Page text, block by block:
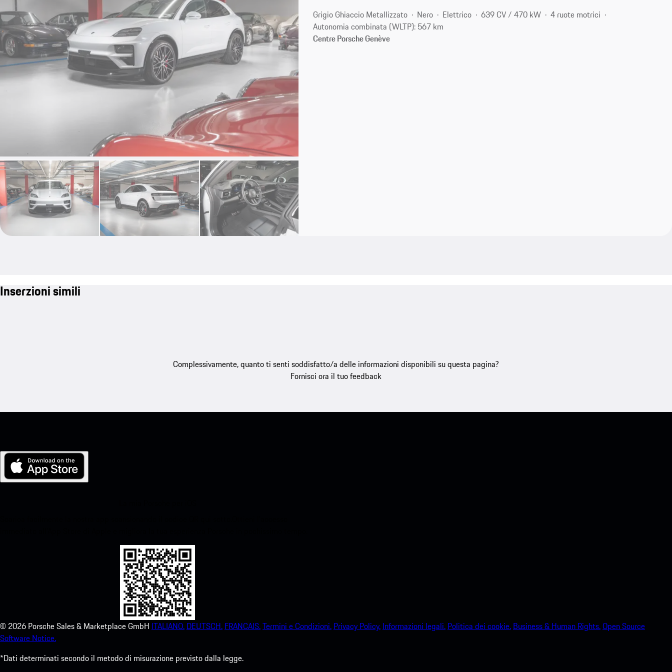
Grigio Ghiaccio Metallizzato Nero Elettrico 639 CV / 470 kW
4 ruote motrici
Autonomia combinata (WLTP): 567 km
Centre Porsche Genève
Inserzioni simili
Complessivamente, quanto ti senti soddisfatto/a delle informazioni disponibili su questa pagina?
Fornisci ora il tuo feedback
© 2026 Porsche Sales & Marketplace GmbH ITALIANO. DEUTSCH. FRANCAIS.Termini e Condizioni. Privacy Policy. Informazioni legali. Politica dei cookie. Business & Human Rights.Open Source
Software Notice.
*Dati determinati secondo il metodo di misurazione previsto dalla legge.